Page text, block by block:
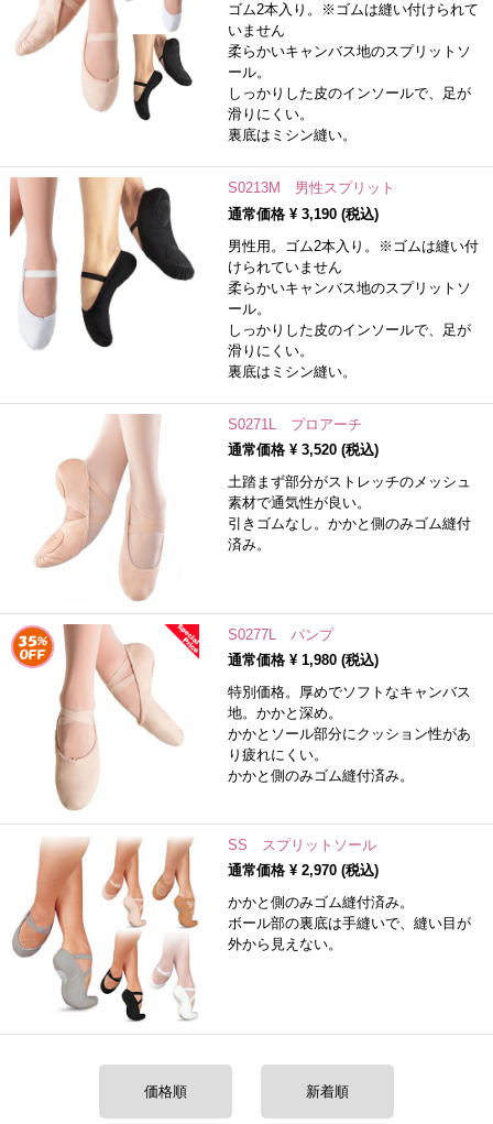
ゴム2本入り。※ゴムは縫い付けられて
いません
柔らかいキャンバス地のスプリットソ
ール。
しっかりした皮のインソールで、足が
滑りにくい。
裏底はミシン縫い。
S0213M 男性スプリット
通常価格 ¥ 3,190(税込)
男性用。ゴム2本入り。※ゴムは縫い付
けられていません
柔らかいキャンバス地のスプリットソ
ール。
しっかりした皮のインソールで、足が
滑りにくい。
裏底はミシン縫い。
S0271L プロアーチ
通常価格 ¥ 3,520(税込)
土踏まず部分がストレッチのメッシュ
素材で通気性が良い。
引きゴムなし。かかと側のみゴム縫付
済み。
S0277L パンプ
通常価格 ¥ 1,980(税込)
特別価格。厚めでソフトなキャンバス
地。かかと深め。
かかとソール部分にクッション性があ
り疲れにくい。
かかと側のみゴム縫付済み。
SS スプリットソール
通常価格 ¥ 2,970(税込)
かかと側のみゴム縫付済み。
ボール部の裏底は手縫いで、縫い目が
外から見えない。
価格順 新着順